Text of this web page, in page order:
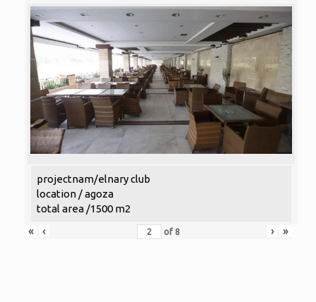
projectnam/elnary club
location / agoza
total area /1500 m2
«
‹ of 8 › »